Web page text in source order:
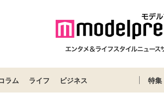
ラム ライフ ビジネス 特集